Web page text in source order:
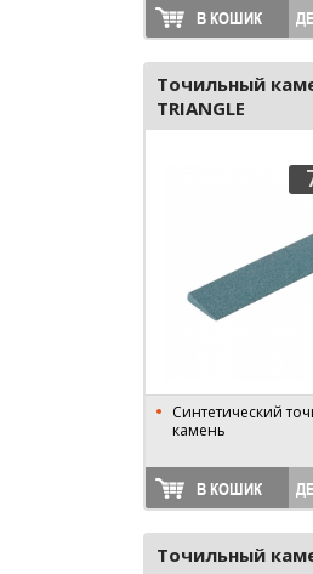
В КОШИК
Точильный
TRIANGLE
Синтетический
камень
В КОШИК
Точильный